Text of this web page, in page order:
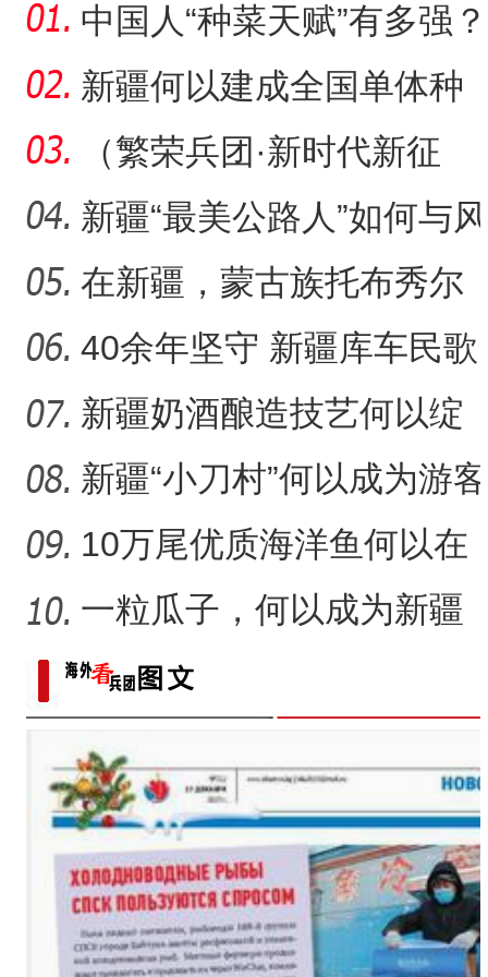
标题：新“食”尚！“小份
中国人“种菜天赋”有多强？
戈壁荒漠变“智慧农场
新疆何以建成全国单体种
植面积最大油莎豆示范基
地
（繁荣兵团·新时代新征
程）沙漠瀚海中的新疆兵
团
新疆“最美公路人”如何与风
沙“硬碰硬”？
在新疆，蒙古族托布秀尔
音乐何以传承不息？
40余年坚守 新疆库车民歌
传承人用歌声展现非遗魅
力
新疆奶酒酿造技艺何以绽
放光彩？
新疆“小刀村”何以成为游客
体验非遗技艺打卡地？
10万尾优质海洋鱼何以在
新疆沙漠里安家？
一粒瓜子，何以成为新疆
的名片？